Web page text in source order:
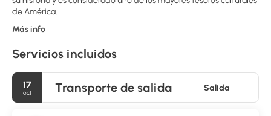
de América.
Más info
Servicios incluidos
17
oct Transporte de salida Salida